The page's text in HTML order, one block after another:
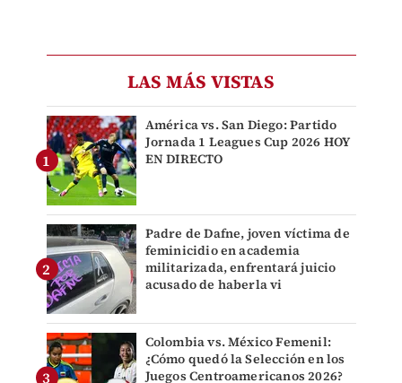
LAS MÁS VISTAS
América vs. San Diego: Partido
Jornada 1 Leagues Cup 2026 HOY
EN DIRECTO
Padre de Dafne, joven víctima de
feminicidio en academia
militarizada, enfrentará juicio
acusado de haberla vi
Colombia vs. México Femenil:
¿Cómo quedó la Selección en los
Juegos Centroamericanos 2026?